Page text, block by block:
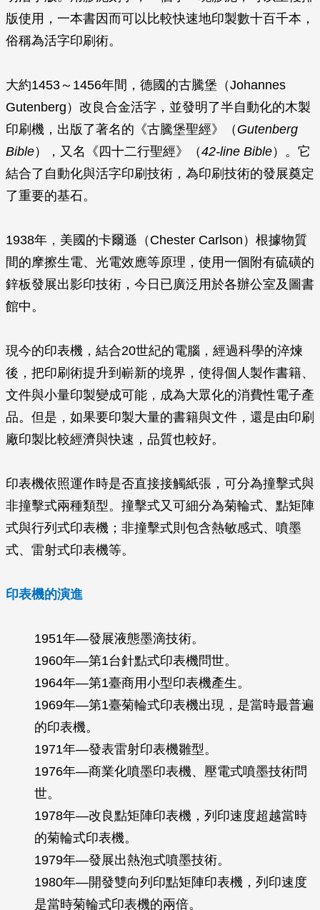
版使用，一本書因而可以比較快速地印製數十百千本，
俗稱為活字印刷術。
大約1453～1456年間，德國的古騰堡（Johannes
Gutenberg）改良合金活字，並發明了半自動化的木製
印刷機，出版了著名的《古騰堡聖經》（ Gutenberg
Bible），又名《四十二行聖經》（42-line Bible）。它
結合了自動化與活字印刷技術，為印刷技術的發展奠定
了重要的基石。
1938年，美國的卡爾遜（Chester Carlson）根據物質
間的摩擦生電、光電效應等原理，使用一個附有硫磺的
鋅板發展出影印技術，今日已廣泛用於各辦公室及圖書
館中。
現今的印表機，結合20世紀的電腦，經過科學的淬煉
後，把印刷術提升到嶄新的境界，使得個人製作書籍、
文件與小量印製變成可能，成為大眾化的消費性電子產
品。但是，如果要印製大量的書籍與文件，還是由印刷
廠印製比較經濟與快速，品質也較好。
印表機依照運作時是否直接接觸紙張，可分為撞擊式與
非撞擊式兩種類型。撞擊式又可細分為菊輪式、點矩陣
式與行列式印表機；非撞擊式則包含熱敏感式、噴墨
式、雷射式印表機等。
印表機的演進
1951年—發展液態墨滴技術。
1960年—第1台針點式印表機問世。
1964年—第1臺商用小型印表機產生。
1969年—第1臺菊輪式印表機出現，是當時最普遍
的印表機。
1971年—發表雷射印表機雛型。
1976年—商業化噴墨印表機、壓電式噴墨技術問
世。
1978年—改良點矩陣印表機，列印速度超越當時
的菊輪式印表機。
1979年—發展出熱泡式噴墨技術。
1980年—開發雙向列印點矩陣印表機，列印速度
是當時菊輪式印表機的兩倍。